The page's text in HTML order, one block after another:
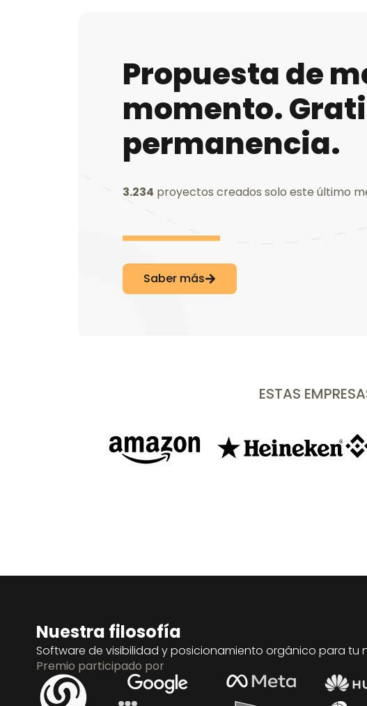
Propuesta de
momento.
permanencia.
3.234 proyectos creados solo este último
Saber más
ESTAS
Nuestra filosofía
Software de visibilidad y posicionamiento orgánico para tu
Premio participado por